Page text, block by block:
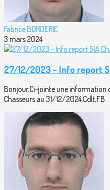
Fabrice BORDERIE
3 mars 2024
27/12/2023 - Info report
Bonjour,Ci-jointe une information
Chasseurs au 31/12/2024.Cdlt,FB